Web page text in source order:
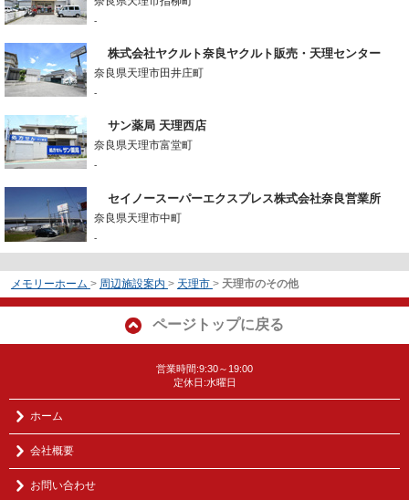
-
株式会社ヤクルト奈良ヤクルト販売・天理センター
奈良県天理市田井庄町
-
サン薬局 天理西店
奈良県天理市富堂町
-
セイノースーパーエクスプレス株式会社奈良営業所
奈良県天理市中町
-
メモリーホーム > 周辺施設案内 > 天理市 > 天理市のその他
ページトップに戻る
営業時間:9:30～19:00
定休日:水曜日
ホーム
会社概要
お問い合わせ